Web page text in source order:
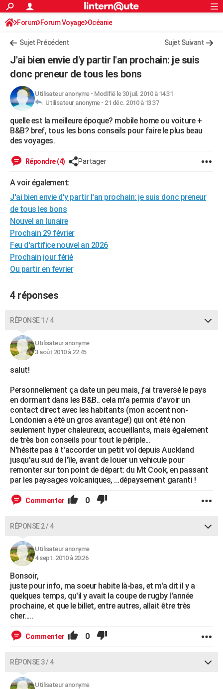
ACTUALITÉS
Politique
Société
Faits Divers
Education
Monde
Villes
+
Programme TV
TNTStreaming
Cinéma
Sorties cinéma
Musique
FINANCE
Retraite
Impôts
Epargne
Immobilier
Risques naturels par ville
Banque
Assurance
Crédit
AUTO
Essais
Réserver un essai
Citadines
Berlines
SUV
Forum auto
HIGH-TECH
Mobiles
Meilleur smartphone
Internet
Ordinateurs
Jeux vidéo
Guide high-tech
BRICOLAGE
WEEK-END
Art de vivre
Bien-être
Loisirs
ModeModes de vie
SANTE
Alimentation
Guide de la santé
Maladies
Médicaments
Sommeil
Destinations
City break
Voyage nature
Voyage de noces
Forum
Climat
PHOTO
GUIDES D'ACHAT
CARTE DE VOEUX
Carte de Noël
Carte Bonne année
Carte Saint-Valentin
Carte Pâques
Carte d'anniversaire
DICTIONNAIRE
Dictionnaire
Biographies
Citations
Expressions
Proverbes
PROGRAMME TV
COPAINS D'AVANT
S'inscrire
Se connecter
Lycées
Collèges
Primaires
Universités
Entreprises
Service militaire
Avis de recherche
FORUM
Bricolage
Lifestyle
Culture
Sport
Auto
Television
Voyage
Cinema
S'inscrire
Connexion
Forum Forum Voyage Océanie
Sujet Précédent Sujet Suivant
J'ai bien envie d'y partir l'an prochain: je suis
donc preneur de tous les bons
Utilisateur anonyme- Modifié le 30 juil. 2010 à 14:31
Utilisateur anonyme - 21 déc. 2010 à 13:37
quelle est la meilleure époque? mobile home ou voiture +
B&B? bref, tous les bons conseils pour faire le plus beau
des voyages.
Répondre (4) Partager
A voir également:
J'ai bien envie d'y partir l'an prochain: je suis donc preneur
de tous les bons
Nouvel an lunaire
Prochain 29 février
Feu d'artifice nouvel an 2026
Prochain jour férié
Ou partir en fevrier
4 réponses
RÉPONSE 1 / 4
Utilisateur anonyme
3 août 2010 à 22:45
salut!
Personnellement ça date un peu mais, j'ai traversé le pays
en dormant dans les B&B.. cela m'a permis d'avoir un
contact direct avec les habitants (mon accent non-
Londonien a été un gros avantage!) qui ont été non
seulement hyper chaleureux, accueillants, mais également
de très bon conseils pour tout le périple...
N'hésite pas à t'accorder un petit vol depuis Auckland
jusqu'au sud de l'île, avant de louer un vehicule pour
remonter sur ton point de départ: du Mt Cook, en passant
par les paysages volcaniques, ...dépaysement garanti !
Commenter 0
RÉPONSE 2 / 4
Utilisateur anonyme
4 sept. 2010 à 20:26
Bonsoir,
juste pour info, ma soeur habite là-bas, et m'a dit il y a
quelques temps, qu'il y avait la coupe de rugby l'année
prochaine, et que le billet, entre autres, allait être très
cher.....
Commenter 0
RÉPONSE 3 / 4
Utilisateur anonyme